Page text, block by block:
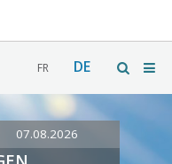
FR DE
07.08.2026